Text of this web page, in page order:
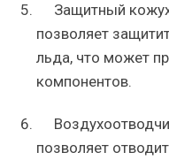
Защитный
позволяет
льда, что может
компонентов.
позволяет